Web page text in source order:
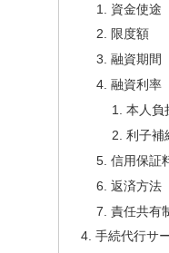
資金使途
限度額
融資期間
融資利率
本人負
利子補
信用保証
返済方法
責任共有
手続代行サ